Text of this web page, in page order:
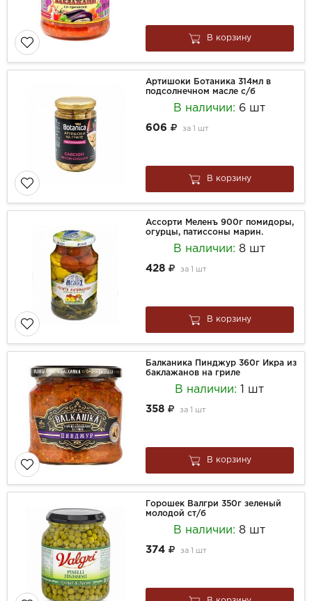
В корзину
Артишоки Ботаника 314мл в
подсолнечном масле с/б
В наличии: 6 шт
606 за 1 шт
В корзину
Ассорти Меленъ 900г помидоры,
огурцы, патиссоны марин.
В наличии:8 шт
428 за 1 шт
В корзину
Балканика Пинджур 360г Икра из
баклажанов на гриле
В наличии: 1 шт
358 за 1 шт
В корзину
Горошек Валгри 350г зеленый
молодой ст/б
В наличии:8 шт
374 за 1 шт